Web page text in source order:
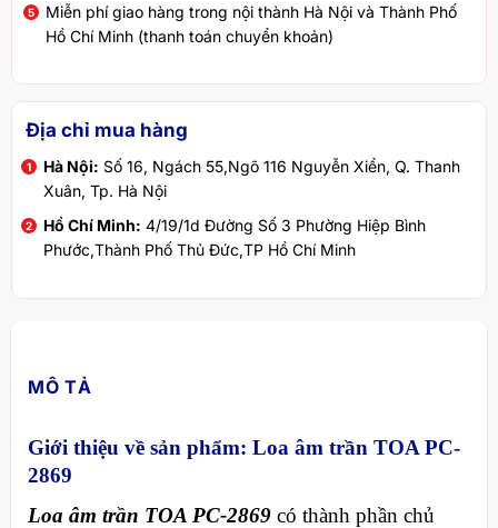
Miễn phí giao hàng trong nội thành Hà Nội và Thành Phố
Hồ Chí Minh (thanh toán chuyển khoản)
Địa chỉ mua hàng
Hà Nội: Số 16, Ngách 55,Ngõ 116 Nguyễn Xiển, Q. Thanh
Xuân, Tp. Hà Nội
Hồ Chí Minh: 4/19/1d Đường Số 3 Phường Hiệp Bình
Phước,Thành Phố Thủ Đức,TP Hồ Chí Minh
MÔ TẢ
Giới thiệu về sản phẩm: Loa âm trần TOA PC-
2869
Loa âm trần TOA PC-2869có thành phần chủ